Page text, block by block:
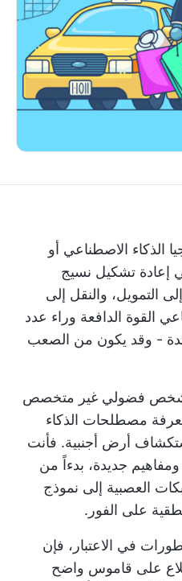
الذكاء الاصطناعي أو
إعادة تشكيل نسيج
التمويل، والنقل إلى
القوة الدافعة وراء عدد
- وقد يكون من الصعب
شخص فضولي غير متخصص
مصطلحات الذكاء
أرض أجنبية. فأنت
جديدة، بدءاً من
العصبية إلى نموذج
على الفور.
في الاعتبار، فإن
على قاموس واضح